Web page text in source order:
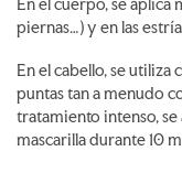
En el cuerpo, se
piernas…) y en las
En el cabello, se utiliza
puntas tan a menudo
tratamiento intenso, se
mascarilla durante 10